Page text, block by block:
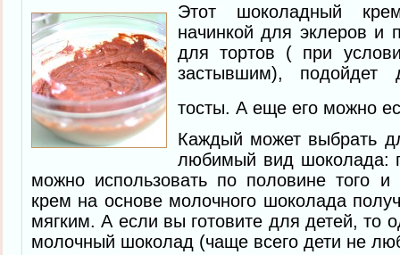
Этот шоколадный
начинкой для эклеров и
для тортов ( при
застывшим), подойдет
тосты. А еще его можно
Каждый может выбрать
любимый вид шоколада:
можно использовать по половине того
крем на основе молочного шоколада
мягким. А если вы готовите для детей, то
молочный шоколад (чаще всего дети не